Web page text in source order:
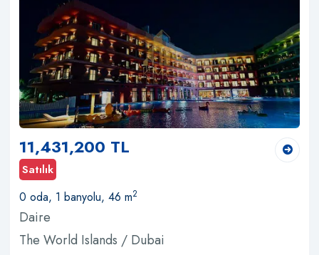
11,431,200 TL
Satılık
0 oda, 1 banyolu, 46 m2
Daire
The World Islands / Dubai